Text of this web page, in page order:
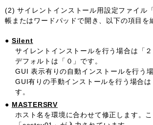
(2) サイレントインストール用設定ファイル
帳またはワードパッドで開き、以下の項目を
Silent
サイレントインストールを行う場合は「２
デフォルトは「０」です。
GUI 表示有りの自動インストールを行う
GUI有りの手動インストールを行う場合は
す。
MASTERSRV
ホスト名を環境に合わせて修正します。